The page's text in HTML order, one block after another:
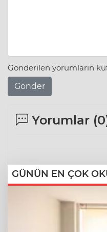
Gönderilen yorumların
Gönder
Yorumlar (0
GÜNÜN EN ÇOK